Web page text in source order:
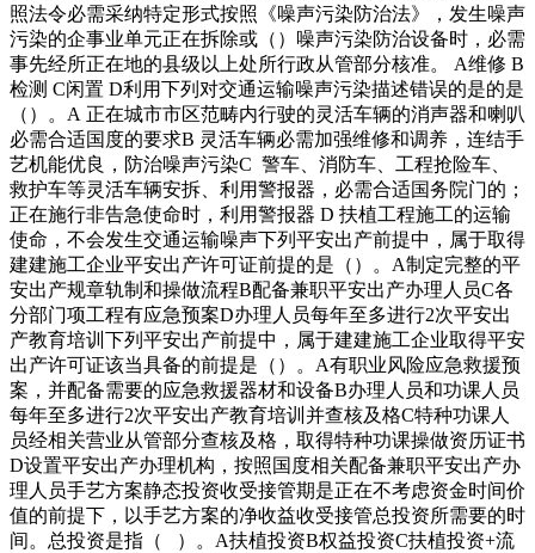
照法令必需采纳特定形式按照《噪声污染防治法》，发生噪声
污染的企事业单元正在拆除或（）噪声污染防治设备时，必需
事先经所正在地的县级以上处所行政从管部分核准。 A维修 B
检测 C闲置 D利用下列对交通运输噪声污染描述错误的是的是
（）。A 正在城市市区范畴内行驶的灵活车辆的消声器和喇叭
必需合适国度的要求B 灵活车辆必需加强维修和调养，连结手
艺机能优良，防治噪声污染C 警车、消防车、工程抢险车、
救护车等灵活车辆安拆、利用警报器，必需合适国务院门的；
正在施行非告急使命时，利用警报器 D 扶植工程施工的运输
使命，不会发生交通运输噪声下列平安出产前提中，属于取得
建建施工企业平安出产许可证前提的是（）。A制定完整的平
安出产规章轨制和操做流程B配备兼职平安出产办理人员C各
分部门项工程有应急预案D办理人员每年至多进行2次平安出
产教育培训下列平安出产前提中，属于建建施工企业取得平安
出产许可证该当具备的前提是（）。A有职业风险应急救援预
案，并配备需要的应急救援器材和设备B办理人员和功课人员
每年至多进行2次平安出产教育培训并查核及格C特种功课人
员经相关营业从管部分查核及格，取得特种功课操做资历证书
D设置平安出产办理机构，按照国度相关配备兼职平安出产办
理人员手艺方案静态投资收受接管期是正在不考虑资金时间价
值的前提下，以手艺方案的净收益收受接管总投资所需要的时
间。总投资是指（ ）。A扶植投资B权益投资C扶植投资+流